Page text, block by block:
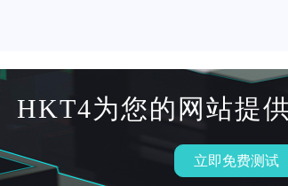
HKT4为您的网站提
立即免费测试